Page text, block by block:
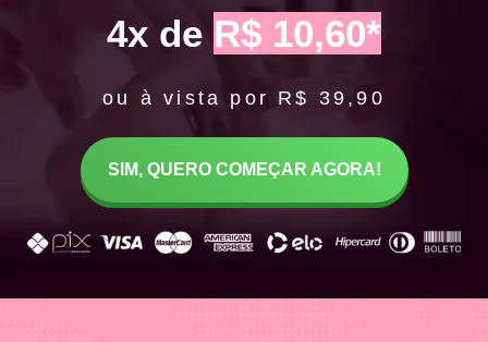
4x de R$ 10,60*
ou à vista por R$ 39,90
SIM, QUERO COMEÇAR AGORA!